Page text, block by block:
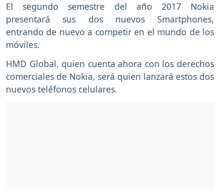
El segundo semestre del año 2017 Nokia
presentará sus dos nuevos Smartphones,
entrando de nuevo a competir en el mundo de los
móviles.
HMD Global, quien cuenta ahora con los derechos
comerciales de Nokia, será quien lanzará estos dos
nuevos teléfonos celulares.